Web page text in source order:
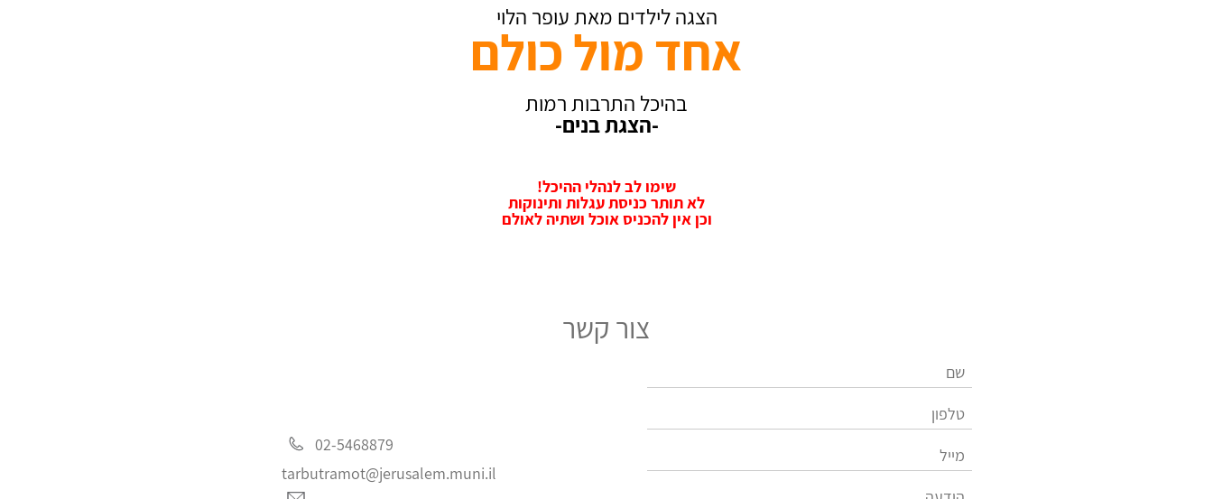
הצגה לילדים מאת עופר הלוי
אחד מול כולם
בהיכל התרבות רמות
-הצגת בנים-
שימו לב לנהלי ההיכל!
לא תותר כניסת עגלות ותינוקות
וכן אין להכניס אוכל ושתיה לאולם
צור קשר
02-5468879
tarbutramot@jerusalem.muni.il